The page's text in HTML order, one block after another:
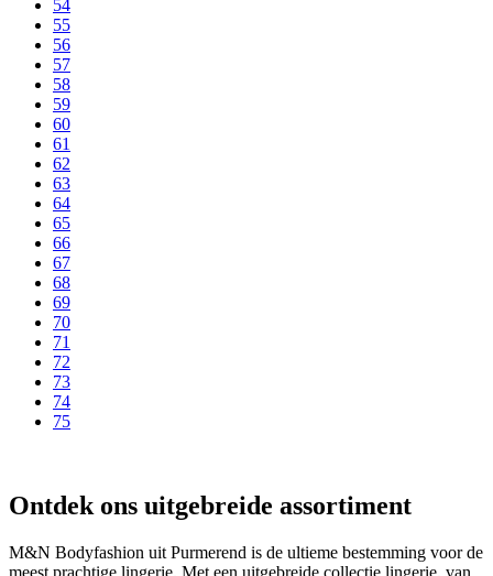
54
55
56
57
58
59
60
61
62
63
64
65
66
67
68
69
70
71
72
73
74
75
Ontdek ons uitgebreide assortiment
M&N Bodyfashion uit Purmerend is de ultieme bestemming voor de